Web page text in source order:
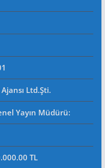
Ltd.Şti.
Yayın Müdürü:
TL